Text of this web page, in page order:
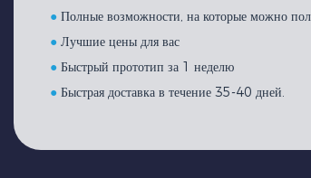
●Полные возможности, на которые можно
●Лучшие цены для вас
●Быстрый прототип за 1 неделю
●Быстрая доставка в течение 35-40 дней.